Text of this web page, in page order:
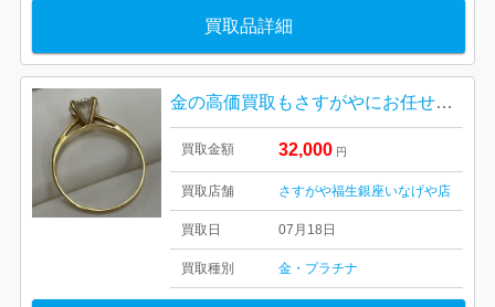
買取品詳細
金の高価買取もさすがやにお任せください！|羽村市五ノ神| K18 ダイヤモンドリング
買取金額 32,000 円
買取店舗 さすがや福生銀座いなげや店
買取日 07月18日
買取種別 金・プラチナ